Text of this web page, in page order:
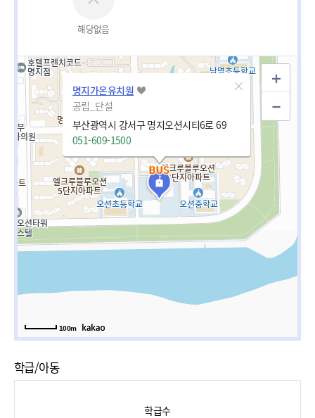
해당없음
명지가온유치원
공립_단설
부산광역시 강서구 명지오션시티6로 69
051-609-1500
100m
학급/아동
학급수